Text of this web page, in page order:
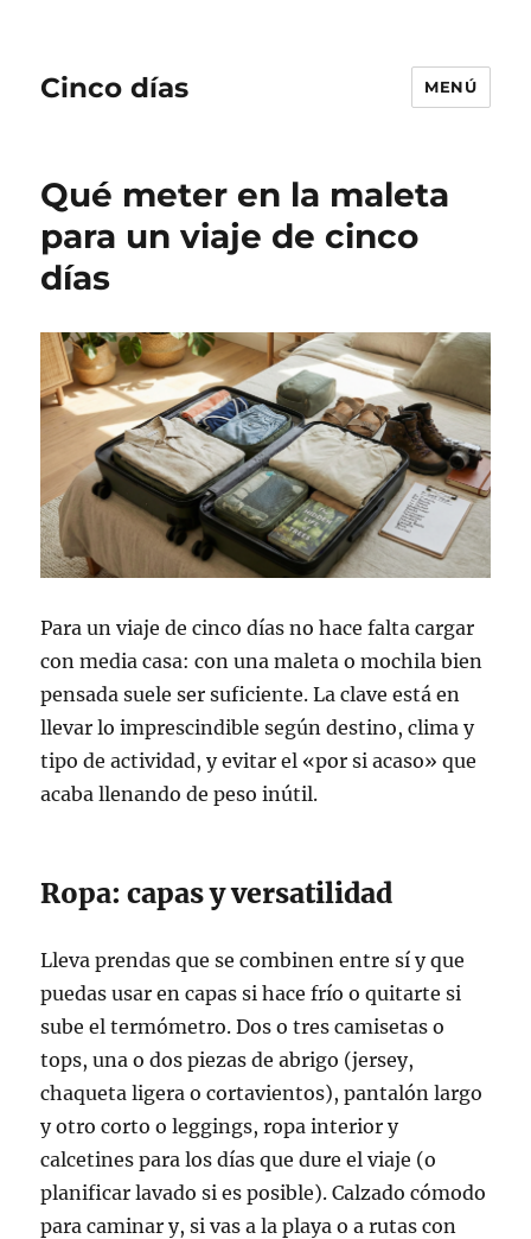
Cinco días MENÚ
Qué meter en la maleta
para un viaje de cinco
días
Para un viaje de cinco días no hace falta cargar
con media casa: con una maleta o mochila bien
pensada suele ser suficiente. La clave está en
llevar lo imprescindible según destino, clima y
tipo de actividad, y evitar el «por si acaso» que
acaba llenando de peso inútil.
Ropa: capas y versatilidad
Lleva prendas que se combinen entre sí y que
puedas usar en capas si hace frío o quitarte si
sube el termómetro. Dos o tres camisetas o
tops, una o dos piezas de abrigo (jersey,
chaqueta ligera o cortavientos), pantalón largo
y otro corto o leggings, ropa interior y
calcetines para los días que dure el viaje (o
planificar lavado si es posible). Calzado cómodo
para caminar y, si vas a la playa o a rutas con